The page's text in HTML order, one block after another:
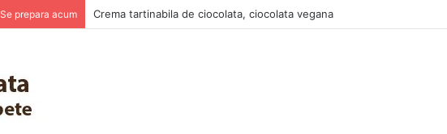
Se prepara acum Crema tartinabila de ciocolata, ciocolata vegana